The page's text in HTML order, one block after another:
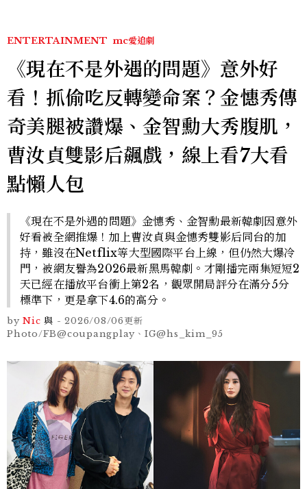
ENTERTAINMENT mc愛追劇
《現在不是外遇的問題》意外好
看！抓偷吃反轉變命案？金憓秀傳
奇美腿被讚爆、金智勳大秀腹肌，
曹汝貞雙影后飆戲，線上看7大看
點懶人包
《現在不是外遇的問題》金憓秀、金智勳最新韓劇因意外
好看被全網推爆！加上曹汝貞與金憓秀雙影后同台的加
持，雖沒在Netflix等大型國際平台上線，但仍然大爆冷
門，被網友譽為2026最新黑馬韓劇。才剛播完兩集短短2
天已經在播放平台衝上第2名，觀眾開局評分在滿分5分
標準下，更是拿下4.6的高分。
by Nic 與 -2026/08/06更新
Photo/FB@coupangplay、IG@hs_kim_95